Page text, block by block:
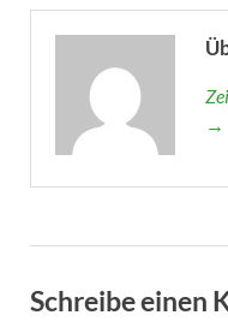
→
Schreibe einen